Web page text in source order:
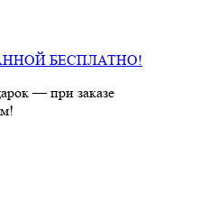
БЕСПЛАТНО!
— при заказе